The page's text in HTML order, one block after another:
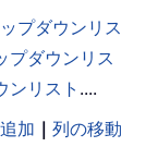
プダウンリス
プダウンリス
ンリスト ....
加 ｜ 列の移動